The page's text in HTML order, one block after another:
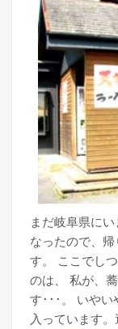
まだ岐阜県に
なったので、
す。 ここでし
のは、 私が、
す･･･。 いや
入っています